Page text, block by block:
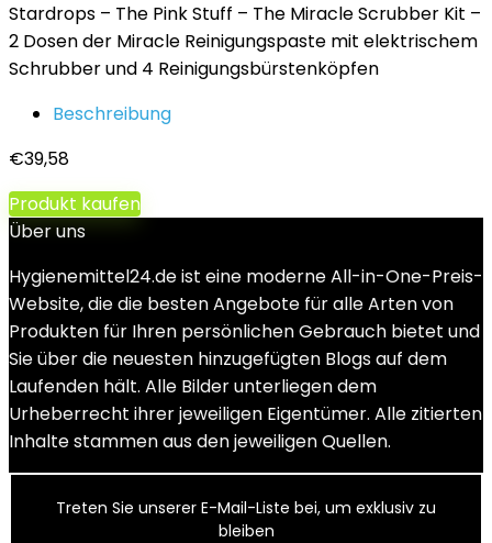
Stardrops – The Pink Stuff – The Miracle Scrubber Kit –
2 Dosen der Miracle Reinigungspaste mit elektrischem
Schrubber und 4 Reinigungsbürstenköpfen
Beschreibung
€39,58
Produkt kaufen
Über uns
Hygienemittel24.de ist eine moderne All-in-One-Preis-
Website, die die besten Angebote für alle Arten von
Produkten für Ihren persönlichen Gebrauch bietet und
Sie über die neuesten hinzugefügten Blogs auf dem
Laufenden hält. Alle Bilder unterliegen dem
Urheberrecht ihrer jeweiligen Eigentümer. Alle zitierten
Inhalte stammen aus den jeweiligen Quellen.
Treten Sie unserer E-Mail-Liste bei, um exklusiv zu
bleiben